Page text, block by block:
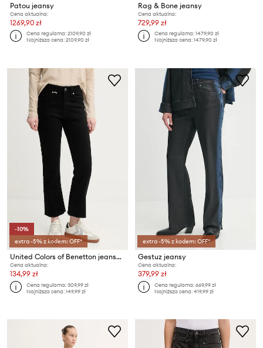
Patou jeansy
Cena aktualna:
1269,90 zł
Cena regularna:2109,90 zł
Najniższa cena:2109,90 zł
Rag & Bone jeansy
Cena aktualna:
729,99 zł
Cena regularna:1479,90 zł
Najniższa cena:1479,90 zł
-10%
extra -5% z kodem: OFF*
United Colors of Benetton jeansy flare damskie
Cena aktualna:
134,99 zł
Cena regularna:309,99 zł
Najniższa cena:149,99 zł
extra -5% z kodem: OFF*
Gestuz jeansy
Cena aktualna:
379,99 zł
Cena regularna:669,99 zł
Najniższa cena:419,99 zł